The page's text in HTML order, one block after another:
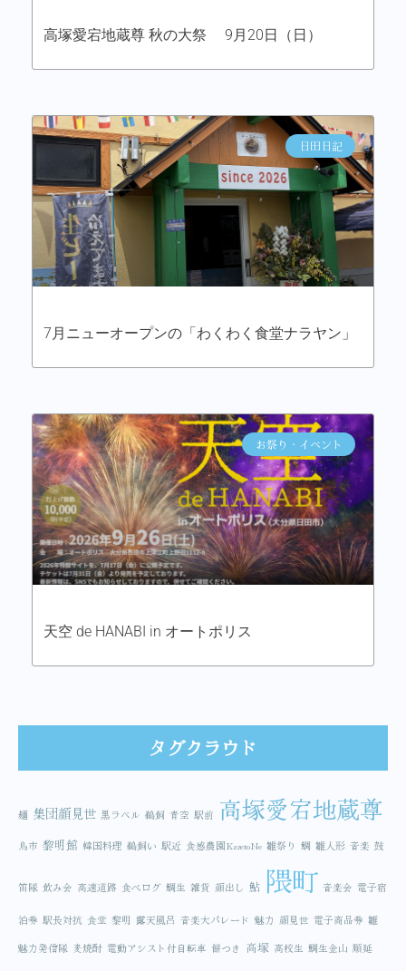
高塚愛宕地蔵尊 秋の大祭 9月20日（日）
日田日記
7月ニューオープンの「わくわく食堂ナラヤン」
お祭り・イベント
天空 de HANABI in オートポリス
タグクラウド
麺 集団顔見世 黒ラベル 鵜飼 青空 駅前 高塚愛宕地蔵尊
鳥市 黎明館 韓国料理 鵜飼い 駅近 食感農園KazetoNe 雛祭り 鯛 雛人形 音楽 鼓
笛隊 飲み会 高速道路 食べログ 鯛生 雑貨 顔出し 鮎 隈町 音楽会 電子宿
泊券 駅長対抗 食堂 黎明 露天風呂 音楽大パレード 魅力 顔見世 電子商品券 雛
魅力発信隊 麦焼酎 電動アシスト付自転車 餅つき 高塚 高校生 鯛生金山 順延